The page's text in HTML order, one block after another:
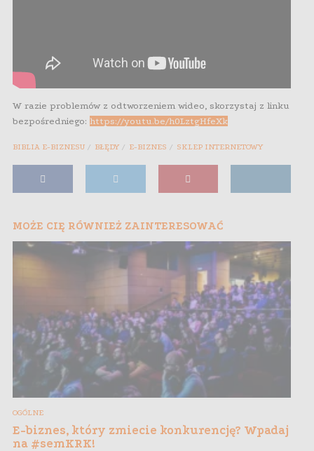
W razie problemów z odtworzeniem wideo, skorzystaj z linku
bezpośredniego: https://youtu.be/h0LztgHfeXk
BIBLIA E-BIZNESU BŁĘDY E-BIZNES SKLEP INTERNETOWY
MOŻE CIĘ RÓWNIEŻ ZAINTERESOWAĆ
OGÓLNE
E-biznes, który zmiecie konkurencję? Wpadaj
na #semKRK!